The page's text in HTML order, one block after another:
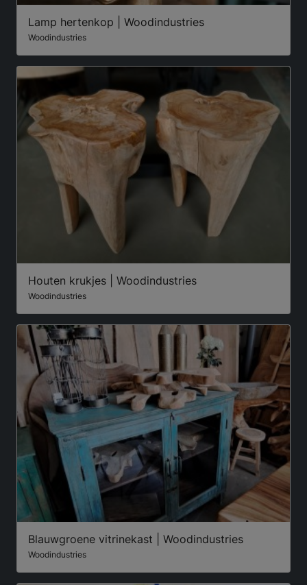
Lamp hertenkop | Woodindustries
Woodindustries
Houten krukjes | Woodindustries
Woodindustries
Blauwgroene vitrinekast | Woodindustries
Woodindustries